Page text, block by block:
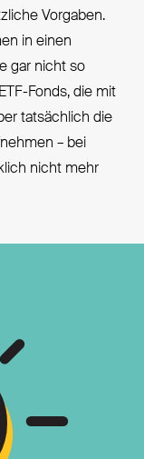
Vorgaben.
in einen
gar nicht so
Fonds, die mit
tatsächlich die
– bei
nicht mehr